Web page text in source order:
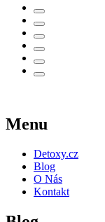
Menu
Detoxy.cz
Blog
O Nás
Kontakt